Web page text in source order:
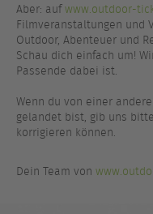
Aber: aufwww.outdoor-
Filmveranstaltungen und
Outdoor, Abenteuer und
Schau dich einfach um!
Passende dabei ist.
Wenn du von einer
gelandet bist, gib uns bitte
korrigieren können.
Dein Team von